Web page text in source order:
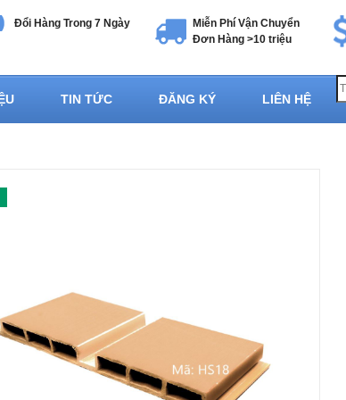
Đổi Hàng Trong 7 Ngày
Miễn Phí Vận Chuyển
Đơn Hàng >10 triệu
TIN TỨC ĐĂNG KÝ LIÊN HỆ